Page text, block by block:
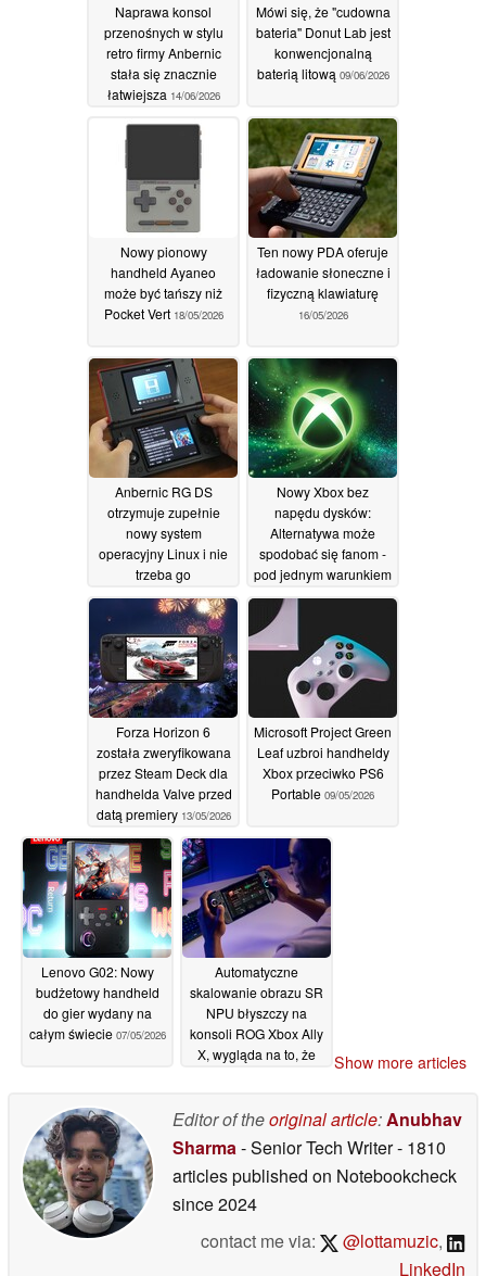
Naprawa konsol
przenośnych w stylu
retro firmy Anbernic
stała się znacznie
łatwiejsza 14/06/2026
Mówi się, że "cudowna
bateria" Donut Lab jest
konwencjonalną
baterią litową 09/06/2026
Nowy pionowy
handheld Ayaneo
może być tańszy niż
Pocket Vert 18/05/2026
Ten nowy PDA oferuje
ładowanie słoneczne i
fizyczną klawiaturę
16/05/2026
Anbernic RG DS
otrzymuje zupełnie
nowy system
operacyjny Linux i nie
trzeba go
odinstalowywać
Android16/05/2026
Nowy Xbox bez
napędu dysków:
Alternatywa może
spodobać się fanom -
pod jednym warunkiem
14/05/2026
Forza Horizon 6
została zweryfikowana
przez Steam Deck dla
handhelda Valve przed
datą premiery 13/05/2026
Microsoft Project Green
Leaf uzbroi handheldy
Xbox przeciwko PS6
Portable 09/05/2026
Lenovo G02: Nowy
budżetowy handheld
do gier wydany na
całym świecie 07/05/2026
Automatyczne
skalowanie obrazu SR
NPU błyszczy na
konsoli ROG Xbox Ally
X, wygląda na to, że
będzie superwydajna
Show more articles
Editor of theoriginal article:Anubhav
Sharma- Senior Tech Writer- 1810
articles published on Notebookcheck
since 2024
contact me via:
@lottamuzic,
LinkedIn